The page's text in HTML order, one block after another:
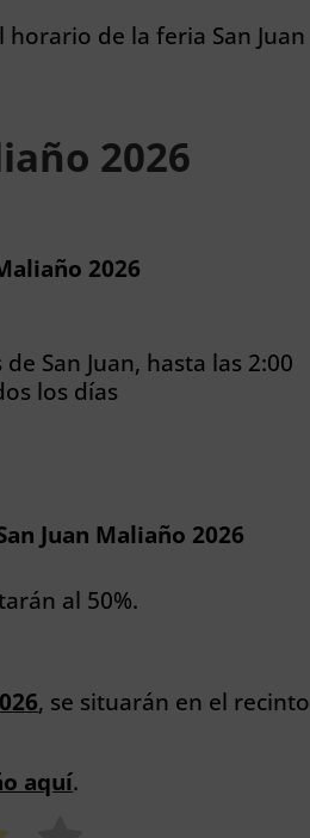
horario de la feria San Juan
2026
2026
San Juan, hasta las 2:00
los días
Juan Maliaño 2026
al 50%.
, se situarán en el recinto
aquí.